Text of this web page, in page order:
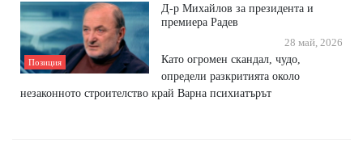
Позиция
Д-р Михайлов за президента и
премиера Радев
28 май, 2026
Като огромен скандал, чудо,
определи разкритията около
незаконното строителство край Варна психиатърът